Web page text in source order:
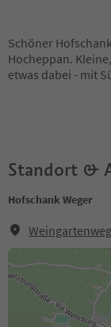
Schöner
Hocheppan.
etwas dabei - mit
Standort &
Hofschank Weger